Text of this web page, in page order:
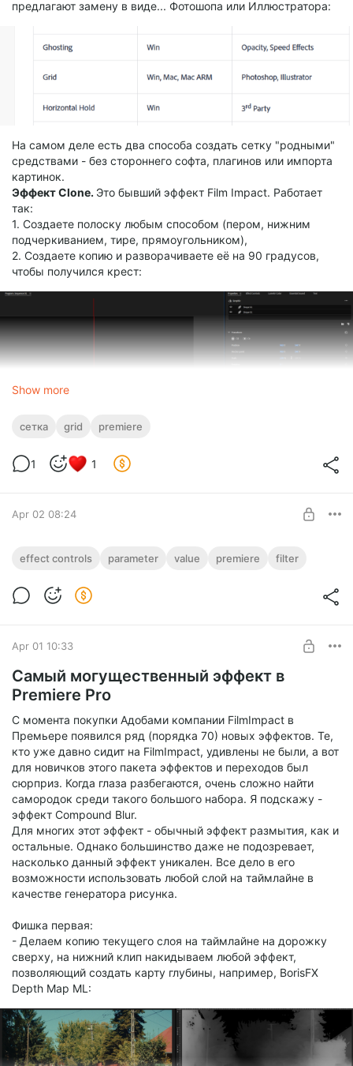
перехода, и тогда мы получаем либо это:
предлагают замену в виде... Фотошопа или Иллюстратора:
На самом деле есть два способа создать сетку "родными"
средствами - без стороннего софта, плагинов или импорта
картинок.
Эффект Clone. Это бывший эффект Film Impact. Работает
так:
1. Создаете полоску любым способом (пером, нижним
подчеркиванием, тире, прямоугольником),
2. Создаете копию и разворачиваете её на 90 градусов,
чтобы получился крест:
Show more
сетка grid premiere
1 1
Apr 02 08:24
Функции Effect Controls, про которые вы
Как отфильтровать параметры в Effect controls по группам
Подписка благодарности. Sub of gratitude
effect controls parameter value premiere filter
Apr 01 10:33
Самый могущественный эффект в
Premiere Pro
С момента покупки Адобами компании FilmImpact в
Премьере появился ряд (порядка 70) новых эффектов. Те,
кто уже давно сидит на FilmImpact, удивлены не были, а вот
для новичков этого пакета эффектов и переходов был
сюрприз. Когда глаза разбегаются, очень сложно найти
самородок среди такого большого набора. Я подскажу -
эффект Compound Blur.
Для многих этот эффект - обычный эффект размытия, как и
остальные. Однако большинство даже не подозревает,
насколько данный эффект уникален. Все дело в его
возможности использовать любой слой на таймлайне в
качестве генератора рисунка.
Фишка первая:
- Делаем копию текущего слоя на таймлайне на дорожку
сверху, на нижний клип накидываем любой эффект,
позволяющий создать карту глубины, например, BorisFX
Depth Map ML: